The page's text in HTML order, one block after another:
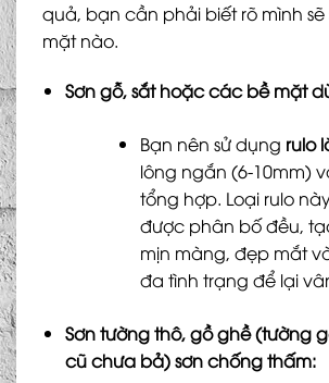
quả, bạn cần phải biết rõ mình sẽ
mặt nào.
Sơn gỗ, sắt hoặc các bề mặt
Bạn nên sử dụng rulo
lông ngắn (6-10mm)
tổng hợp. Loại rulo
được phân bố đều,
mịn màng, đẹp mắt
đa tình trạng để lại
Sơn tường thô, gồ ghề (tường
cũ chưa bả) sơn chống thấm: